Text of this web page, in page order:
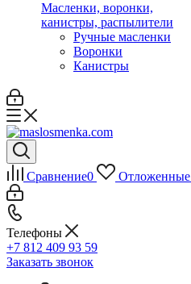
Масленки, воронки,
канистры, распылители
Ручные масленки
Воронки
Канистры
Сравнение0 Отложенные
Телефоны
+7 812 409 93 59
Заказать звонок